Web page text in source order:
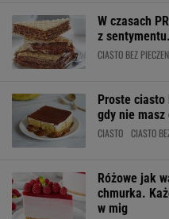
W czasach
z
CIASTO BEZ
Proste
gdy nie
CIASTO CIASTO
Różowe jak
chmurka.
w mig